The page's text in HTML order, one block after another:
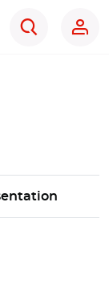
Rechercher
Linkedin
sur Twitter
cette page sur